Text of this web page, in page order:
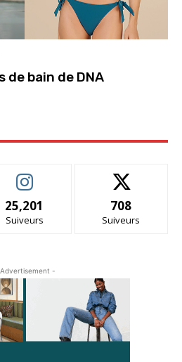
de bain de DNA
25,201
Suiveurs
708
Suiveurs
-